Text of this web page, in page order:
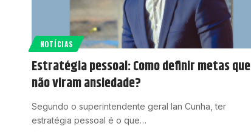
NOTÍCIAS
Estratégia pessoal: Como definir metas que
não viram ansiedade?
Segundo o superintendente geral Ian Cunha, ter
estratégia pessoal é o que…